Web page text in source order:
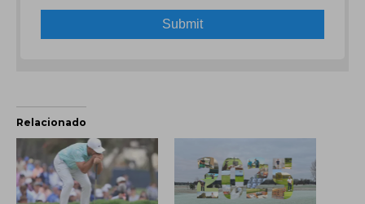
Relacionado